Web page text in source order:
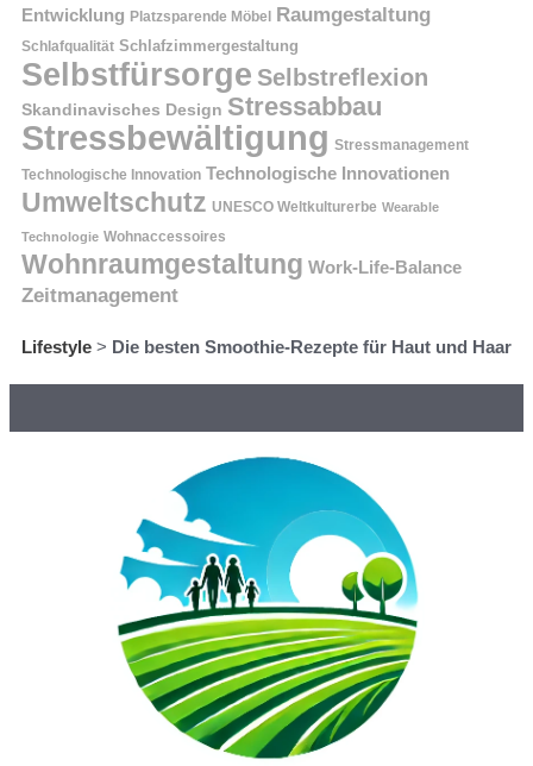
Entwicklung Platzsparende Möbel Raumgestaltung
Schlafqualität Schlafzimmergestaltung
Selbstfürsorge Selbstreflexion
Skandinavisches Design Stressabbau
Stressbewältigung Stressmanagement
Technologische Innovation Technologische Innovationen
Umweltschutz UNESCO Weltkulturerbe Wearable
Technologie Wohnaccessoires
Wohnraumgestaltung Work-Life-Balance
Zeitmanagement
Lifestyle > Die besten Smoothie-Rezepte für Haut und Haar